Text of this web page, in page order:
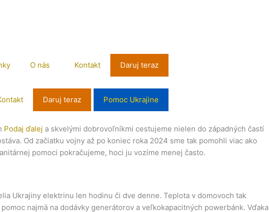
O nás Kontakt Daruj teraz
Daruj teraz Pomoc Ukrajine
Podaj ďalej a skvelými dobrovoľníkmi cestujeme nielen do západných častí
Od začiatku vojny až po koniec roka 2024 sme tak pomohli viac ako
pomoci pokračujeme, hoci ju vozíme menej často.
Ukrajiny elektrinu len hodinu či dve denne. Teplota v domovoch tak
najmä na dodávky generátorov a veľkokapacitných powerbánk. Vďaka